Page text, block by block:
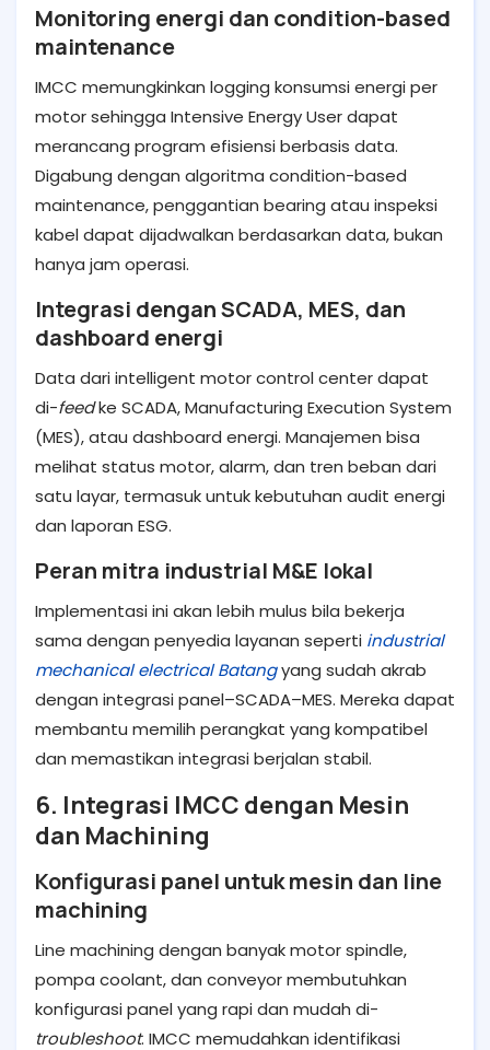
Monitoring energi dan condition-based
maintenance
IMCC memungkinkan logging konsumsi energi per
motor sehingga Intensive Energy User dapat
merancang program efisiensi berbasis data.
Digabung dengan algoritma condition-based
maintenance, penggantian bearing atau inspeksi
kabel dapat dijadwalkan berdasarkan data, bukan
hanya jam operasi.
Integrasi dengan SCADA, MES, dan
dashboard energi
Data dari intelligent motor control center dapat
di-feedke SCADA, Manufacturing Execution System
(MES), atau dashboard energi. Manajemen bisa
melihat status motor, alarm, dan tren beban dari
satu layar, termasuk untuk kebutuhan audit energi
dan laporan ESG.
Peran mitra industrial M&E lokal
Implementasi ini akan lebih mulus bila bekerja
sama dengan penyedia layanan seperti industrial
mechanical electrical Batangyang sudah akrab
dengan integrasi panel–SCADA–MES. Mereka dapat
membantu memilih perangkat yang kompatibel
dan memastikan integrasi berjalan stabil.
6. Integrasi IMCC dengan Mesin
dan Machining
Konfigurasi panel untuk mesin dan line
machining
Line machining dengan banyak motor spindle,
pompa coolant, dan conveyor membutuhkan
konfigurasi panel yang rapi dan mudah di-
troubleshoot. IMCC memudahkan identifikasi